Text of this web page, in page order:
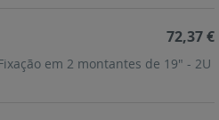
em 2 montantes de 19" - 2U
72,37 €